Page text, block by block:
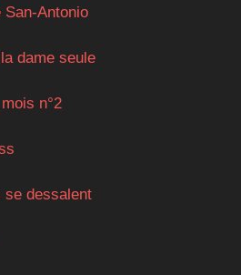
San-Antonio
dame seule
n°2
se dessalent